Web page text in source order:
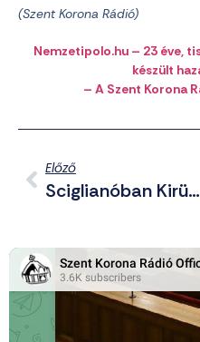
(Szent Korona Rádió)
Nemzetipolo.hu – 23 éve,
készült
– A Szent Korona
Előző
Sciglianóban Kirügyezett Jézus Krisztus Töviskoronája